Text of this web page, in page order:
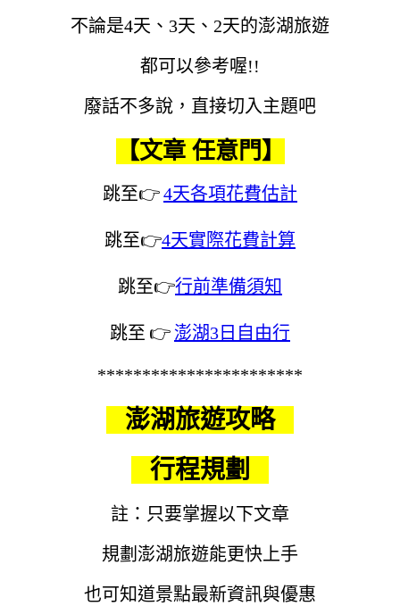
不論是4天、3天、2天的澎湖旅遊
都可以參考喔!!
廢話不多說，直接切入主題吧
【文章 任意門】
跳至👉4天各項花費估計
跳至👉4天實際花費計算
跳至👉行前準備須知
跳至 👉 澎湖3日自由行
***********************
澎湖旅遊攻略
行程規劃
註：只要掌握以下文章
規劃澎湖旅遊能更快上手
也可知道景點最新資訊與優惠